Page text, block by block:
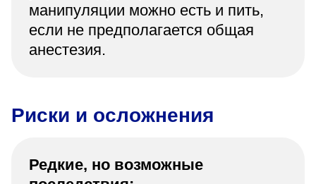
манипуляции можно есть и пить,
если не предполагается общая
анестезия.
Риски и осложнения
Редкие, но возможные